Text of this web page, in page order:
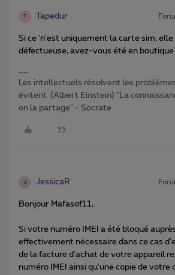
T Tapedur
Si ce 'n'est uniquement la carte sim,
défectueuse, avez-vous été en
Les intellectuels résolvent les
évitent. (Albert Einstein) "La
on la partage" - Socrate
JessicaR
Bonjour Mafasof11,
Si votre numéro IMEI a été bloqué
effectivement nécessaire dans ce cas
de la facture d'achat de votre appareil
numéro IMEI ainsi qu'une copie de